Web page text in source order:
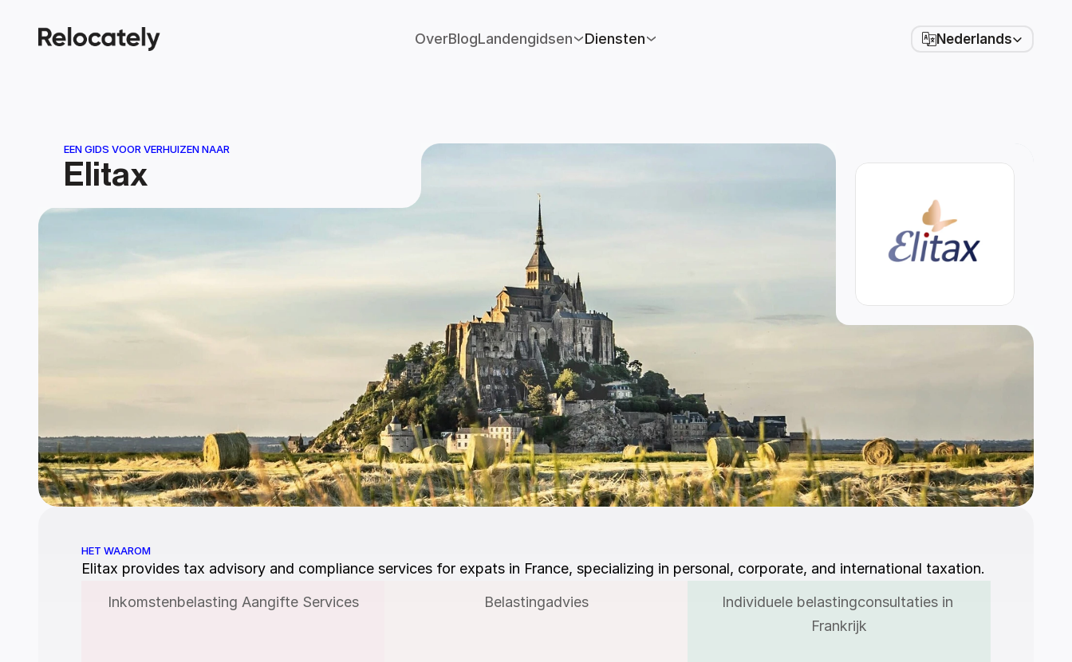
OverBlogLandengidsen Diensten Select Language
Nederlands
EEN GIDS VOOR VERHUIZEN NAAR
Elitax
HET WAAROM
Elitax provides tax advisory and compliance services for expats in France, specializing in personal, corporate, and international taxation.
Inkomstenbelasting Aangifte Services
Belastingadvies
Individuele belastingconsultaties in
Frankrijk